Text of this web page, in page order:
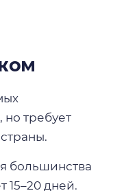
но требует
большинства
15–20 дней.